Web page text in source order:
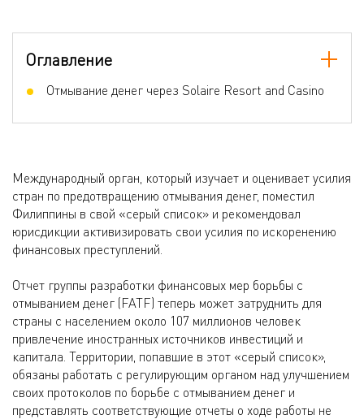
Оглавление
Отмывание денег через Solaire Resort and Casino
Международный орган, который изучает и оценивает усилия
стран по предотвращению отмывания денег, поместил
Филиппины в свой «серый список» и рекомендовал
юрисдикции активизировать свои усилия по искоренению
финансовых преступлений.
Отчет группы разработки финансовых мер борьбы с
отмыванием денег (FATF) теперь может затруднить для
страны с населением около 107 миллионов человек
привлечение иностранных источников инвестиций и
капитала. Территории, попавшие в этот «серый список»,
обязаны работать с регулирующим органом над улучшением
своих протоколов по борьбе с отмыванием денег и
представлять соответствующие отчеты о ходе работы не